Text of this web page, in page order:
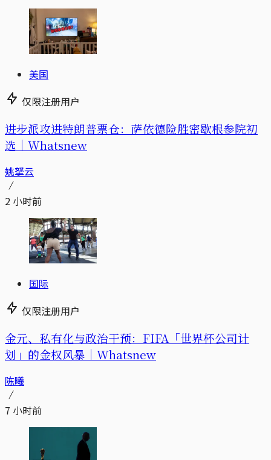
美国
仅限注册用户
进步派攻进特朗普票仓：萨依德险胜密歇根参院初
选｜Whatsnew
姚拏云
2 小时前
国际
仅限注册用户
金元、私有化与政治干预：FIFA「世界杯公司计
划」的金权风暴｜Whatsnew
陈曦
7 小时前